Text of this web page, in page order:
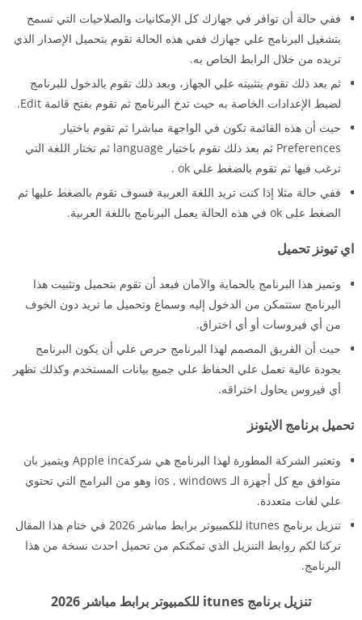
ففي حالة أن توافر في جهازك كل الإمكانيات والصلاحيات التي تسمح
بتشغيل البرنامج علي جهازك ففي هذه الحالة تقوم بتحميل الإصدار الذي
تريده من خلال الرابط الخاص به.
ثم بعد ذلك تقوم بتثبيته علي الجهاز، وبعد ذلك تقوم بالدخول للبرنامج
لضبط الإعدادات الخاصة به حيث تدخ البرنامج ثم تقوم بفتح قائمة Edit.
حيث أن هذه القائمة تكون في الواجهة مباشرا ثم تقوم باختيار
Preferences ثم بعد ذلك تقوم باختيار language ثم تختار اللغة التي
ترغب فيها ثم تقوم بالضغط علي ok .
ففي حالة مثلا إذا كنت تريد اللغة العربية فسوف تقوم بالضغط عليها ثم
الضغط على ok في هذه الحالة يعمل البرنامج باللغة العربية.
اي تيونز تحميل
وتميز هذا البرنامج بالحماية والآمان فبعد أن تقوم بتحميل وتثبيت هذا
البرنامج ستتمكن من الدخول إليه وسماع وتحميل ما تريد دون الخوف
من أي فيروسات أو أي اختراق.
حيث أن الفريق المصمم لهذا البرنامج حرص علي أن يكون البرنامج
بجودة عالية تعمل علي الحفاظ علي جميع بيانات المستخدم وكذلك تظهر
أي فيروس يحاول اختراقه.
تحميل برنامج الايتونز
وتعتبر الشركة المطورة لهذا البرنامج هي شركةApple inc ويتميز بان
متوافق مع كل أجهزة الـ ios , windows وهو من البرامج التي تحتوي
علي لغات متعددة.
تنزيل برنامج itunes للكمبيوتر برابط مباشر 2026 في ختام هذا المقال
تركنا لكم روابط التنزيل الذي تمكنكم من تحميل احدث نسخة من هذا
البرنامج.
تنزيل برنامج itunes للكمبيوتر برابط مباشر 2026